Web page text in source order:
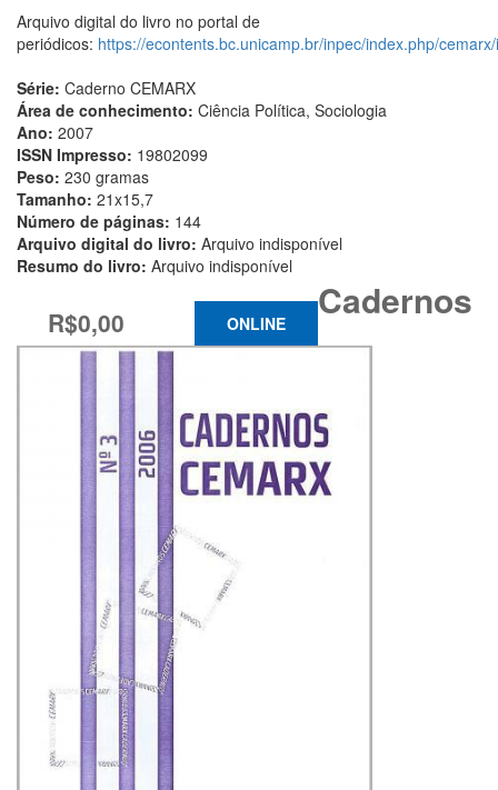
Arquivo digital do livro no portal de
periódicos: https://econtents.bc.unicamp.br/inpec/index.php/
Série: Caderno CEMARX
Área de conhecimento: Ciência Política, Sociologia
Ano: 2007
ISSN Impresso: 19802099
Peso: 230 gramas
Tamanho: 21x15,7
Número de páginas: 144
Arquivo digital do livro: Arquivo indisponível
Resumo do livro: Arquivo indisponível
R$0,00 ONLINE Cadernos